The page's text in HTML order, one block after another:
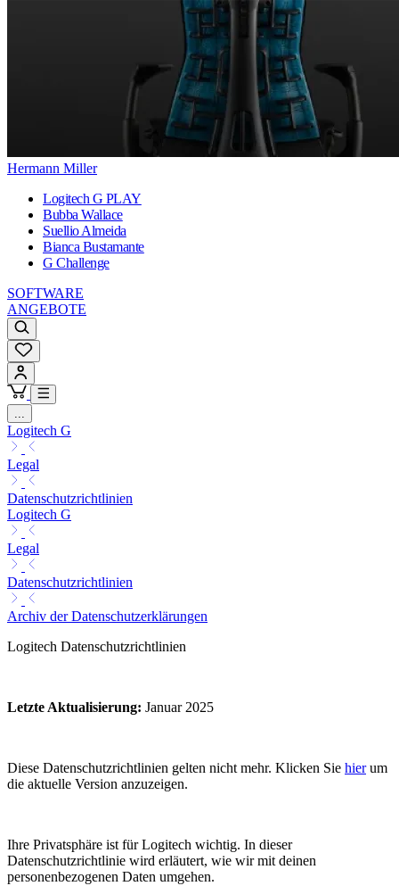
Hermann Miller
Logitech G PLAY
Bubba Wallace
Suellio Almeida
Bianca Bustamante
G Challenge
SOFTWARE
ANGEBOTE
...
Logitech G
Legal
Datenschutzrichtlinien
Logitech G
Legal
Datenschutzrichtlinien
Archiv der Datenschutzerklärungen
Logitech Datenschutzrichtlinien
Letzte Aktualisierung: Januar 2025
Diese Datenschutzrichtlinien gelten nicht mehr. Klicken Sie hierum
die aktuelle Version anzuzeigen.
Ihre Privatsphäre ist für Logitech wichtig. In dieser
Datenschutzrichtlinie wird erläutert, wie wir mit deinen
personenbezogenen Daten umgehen.